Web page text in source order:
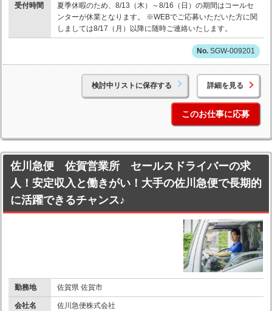
受付時間
夏季休暇のため、8/13（木）～8/16（日）の期間はコールセ
ンターが休業となります。 ※WEBでご応募いただいた方に関
しましては8/17（月）以降に随時ご連絡いたします。
SGW-009201
検討中リストに保存する 詳細を見る
このお仕事に応募
佐川急便 佐賀営業所 セールスドライバーの求
人！安定収入と働きがい！大手の佐川急便で長期的
に活躍できるチャンス♪
勤務地 佐賀県 佐賀市
会社名 佐川急便株式会社